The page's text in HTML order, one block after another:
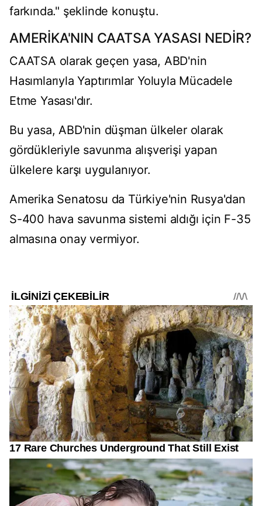
farkında." şeklinde konuştu.
AMERİKA'NIN CAATSA YASASI NEDİR?
CAATSA olarak geçen yasa, ABD'nin
Hasımlarıyla Yaptırımlar Yoluyla Mücadele
Etme Yasası'dır.
Bu yasa, ABD'nin düşman ülkeler olarak
gördükleriyle savunma alışverişi yapan
ülkelere karşı uygulanıyor.
Amerika Senatosu da Türkiye'nin Rusya'dan
S-400 hava savunma sistemi aldığı için F-35
almasına onay vermiyor.